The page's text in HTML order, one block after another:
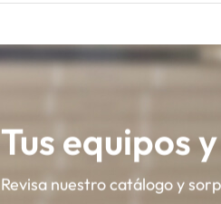
Tus equipos
Revisa nuestro catálogo y